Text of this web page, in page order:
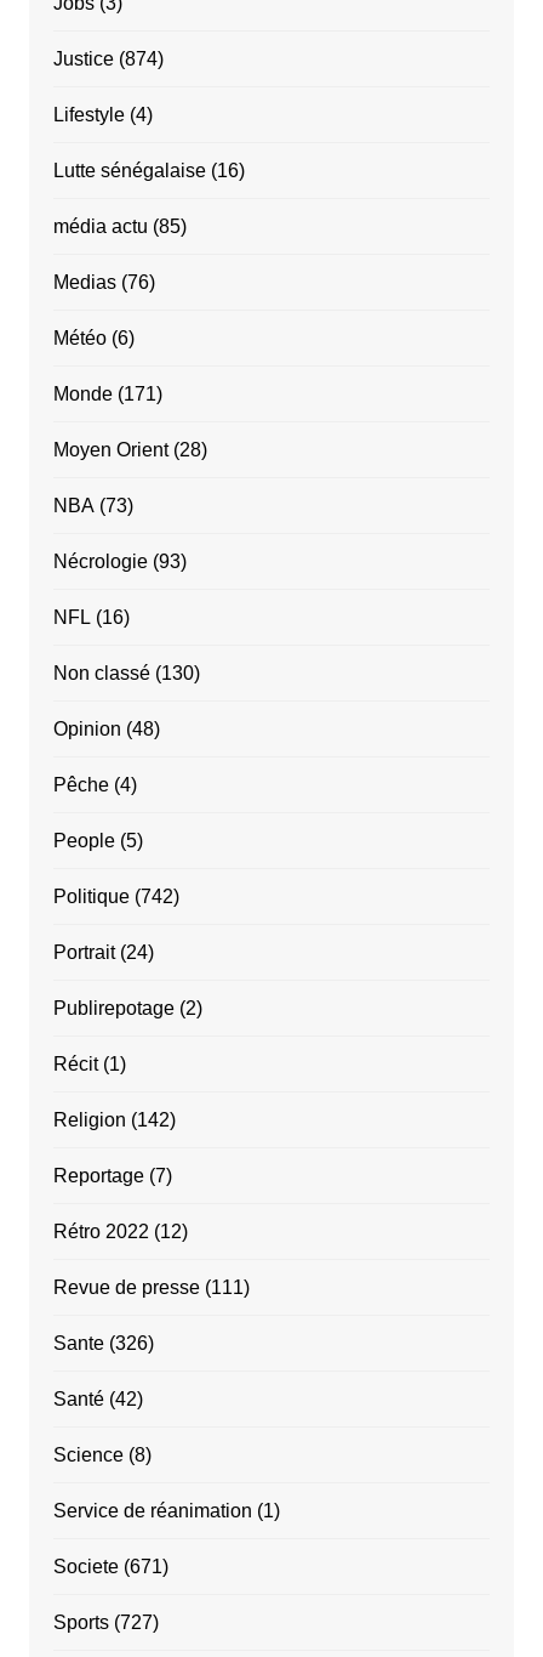
Justice(874)
Lifestyle(4)
Lutte sénégalaise(16)
média actu (85)
Medias(76)
Météo(6)
Monde(171)
Moyen Orient(28)
NBA(73)
Nécrologie(93)
NFL (16)
Non classé(130)
Opinion (48)
Pêche(4)
People(5)
Politique(742)
Portrait(24)
Publirepotage(2)
Récit(1)
Religion (142)
Reportage(7)
Rétro 2022 (12)
Revue de presse(111)
Sante(326)
Santé(42)
Science(8)
Service de réanimation (1)
Societe(671)
Sports(727)